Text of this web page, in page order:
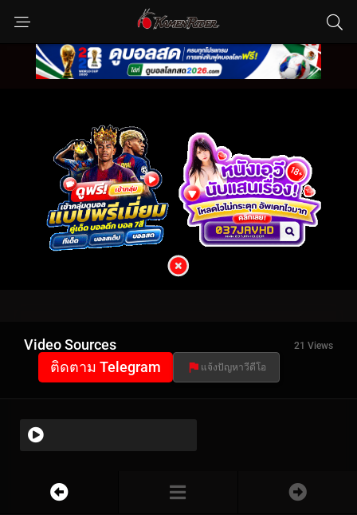
Video Sources 21 Views
ติดตาม Telegram แจ้งปัญหาวีดีโอ